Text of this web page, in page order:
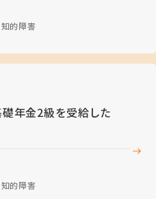
的障害
年金2級を受給した
的障害